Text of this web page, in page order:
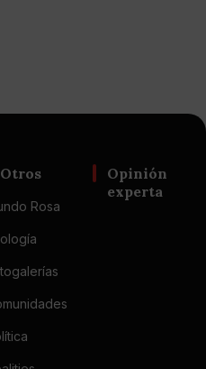
Otros
Rosa
Opinión
experta